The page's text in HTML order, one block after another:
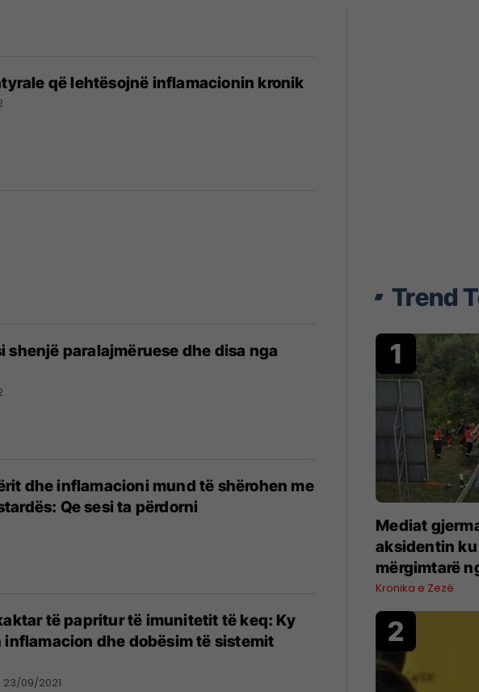
që lehtësojnë inflamacionin kronik
shenjë paralajmëruese dhe disa nga
dhe inflamacioni mund të shërohen me
Qe sesi ta përdorni
të papritur të imunitetit të keq: Ky
dhe dobësim të sistemit
23/09/2021
Trend
Mediat
aksidentin
mërgimtarë
Kronika e Zezë